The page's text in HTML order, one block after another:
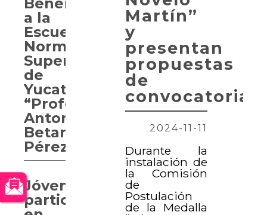
Martín”
y
presentan
propuestas
de
convocatoria
2024-11-11
Durante la
instalación de
la Comisión
de
Postulación
de la Medalla
a la
Escuela
Normal
Superior
de
Yucatán
“Profesor
Antonio
Betancourt
Pérez”
Jóvenes
participan